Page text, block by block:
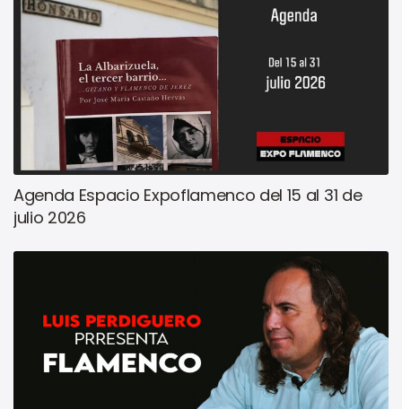
Agenda Espacio Expoflamenco del 15 al 31 de
julio 2026